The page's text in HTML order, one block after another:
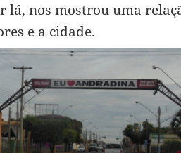
lá, nos mostrou uma
e a cidade.